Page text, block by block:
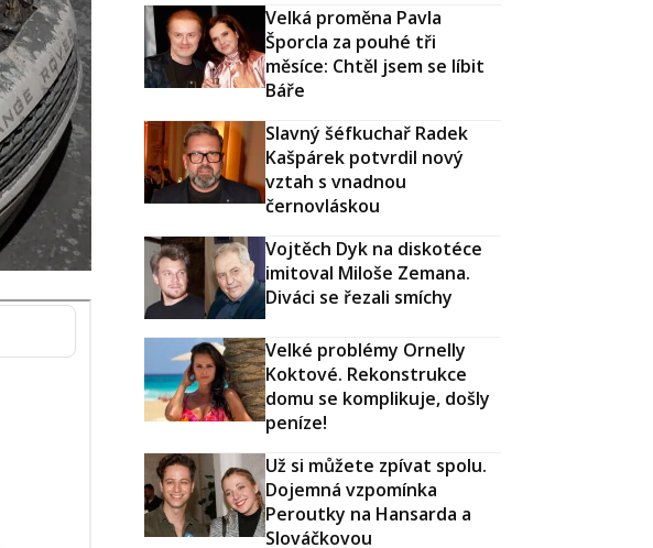
Velká proměna Pavla
Šporcla za pouhé tři
měsíce: Chtěl jsem se líbit
Báře
Slavný šéfkuchař Radek
Kašpárek potvrdil nový
vztah s vnadnou
černovláskou
Vojtěch Dyk na diskotéce
imitoval Miloše Zemana.
Diváci se řezali smíchy
Velké problémy Ornelly
Koktové. Rekonstrukce
domu se komplikuje, došly
peníze!
Už si můžete zpívat spolu.
Dojemná vzpomínka
Peroutky na Hansarda a
Slováčkovou